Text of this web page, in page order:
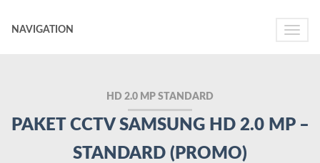
Toggle
NAVIGATION
HD 2.0 MP STANDARD
PAKET CCTV SAMSUNG HD 2.0 MP –
STANDARD (PROMO)